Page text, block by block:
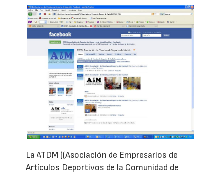
La ATDM ((Asociación de Empresarios de
Artículos Deportivos de la Comunidad de